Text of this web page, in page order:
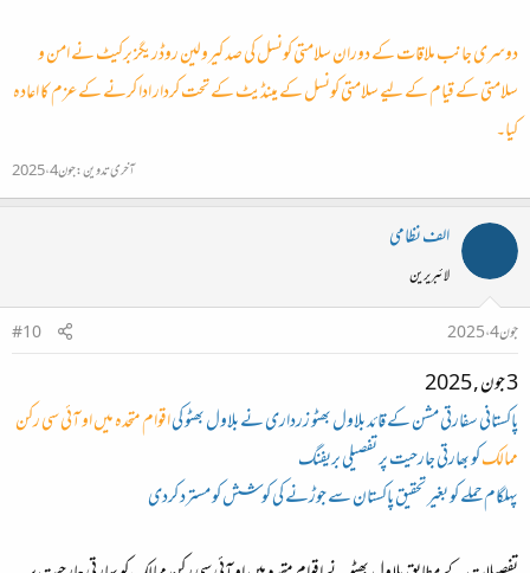
دوسری جانب ملاقات کے دوران سلامتی کونسل کی صد کیرولین روڈریگز برکیٹ نے امن و
سلامتی کے قیام کے لیے سلامتی کونسل کے مینڈیٹ کے تحت کردار ادا کرنے کے عزم کا اعادہ
کیا۔
آخری تدوین:جون 4، 2025
الف نظامی
لائبریرین
جون 4، 2025
#10
3 جون , 2025
پاکستانی سفارتی مشن کے قائد بلاول بھٹو زرداری نے بلاول بھٹو کیاقوام متحدہ میں او آئی سی رکن
ممالککو بھارتی جارحیت پر تفصیلی بریفنگ
پہلگام حملے کو بغیر تحقیق پاکستان سے جوڑنے کی کوشش کو مسترد کردی